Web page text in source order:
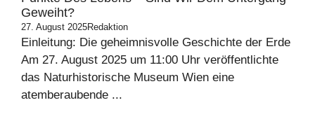
Geweiht?
27. August 2025Redaktion
Einleitung: Die geheimnisvolle Geschichte der Erde
Am 27. August 2025 um 11:00 Uhr veröffentlichte
das Naturhistorische Museum Wien eine
atemberaubende ...